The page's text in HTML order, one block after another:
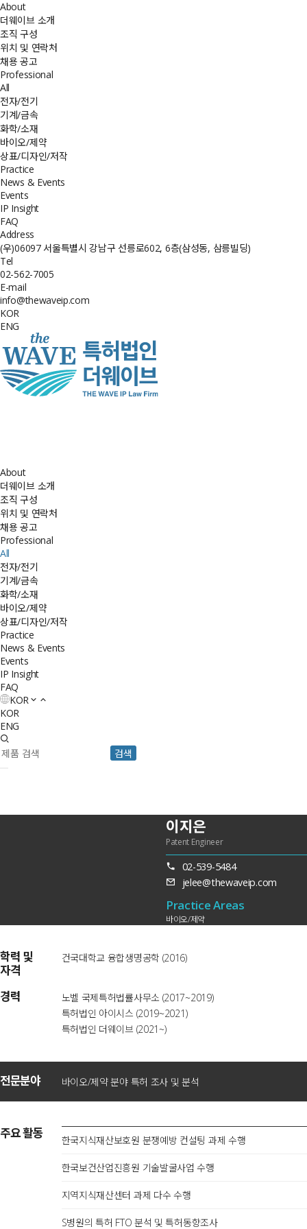
About
더웨이브 소개
조직 구성
위치 및 연락처
채용 공고
Professional
All
전자/전기
기계/금속
화학/소재
바이오/제약
상표/디자인/저작
Practice
News & Events
Events
IP Insight
FAQ
Address
(우)06097 서울특별시 강남구 선릉로602, 6층(삼성동, 삼릉빌딩)
Tel
02-562-7005
E-mail
info@thewaveip.com
KOR
ENG
About
더웨이브 소개
조직 구성
위치 및 연락처
채용 공고
Professional
All
전자/전기
기계/금속
화학/소재
바이오/제약
상표/디자인/저작
Practice
News & Events
Events
IP Insight
FAQ
KOR
KOR
ENG
검색
이지은
Patent Engineer
02-539-5484
jelee@thewaveip.com
Practice Areas
바이오/제약
학력 및
자격
건국대학교 융합생명공학 (2016)
경력
노벨 국제특허법률사무소 (2017~2019)
특허법인 아이시스 (2019~2021)
특허법인 더웨이브 (2021~)
전문분야 바이오/제약 분야 특허 조사 및 분석
주요 활동 한국지식재산보호원 분쟁예방 컨설팅 과제 수행
한국보건산업진흥원 기술발굴사업 수행
지역지식재산센터 과제 다수 수행
S병원의 특허 FTO 분석 및 특허동향조사